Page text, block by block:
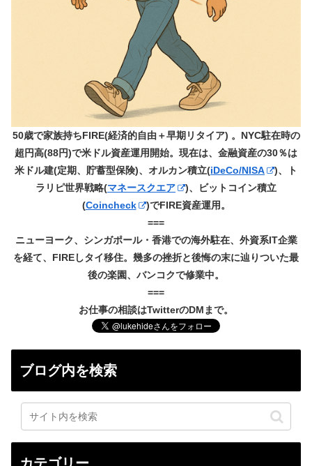
50歳で家族持ちFIRE(経済的自由＋早期リタイア) 。NYC駐在時の
超円高(88円)で米ドル資産運用開始。現在は、金融資産の30％は
米ドル建(定期、貯蓄型保険)、オルカン積立(iDeCo/NISA
)、ト
ラリピ世界戦略(マネースクエア
)、ビットコイン積立
(Coincheck
)でFIRE資産運用。
===
ニューヨーク、シンガポール・香港での海外駐在、外資系IT企業
を経て、FIREしタイ移住。幾多の挫折と後悔の末に辿りついた最
後の楽園、バンコクで修業中。
===
お仕事の相談はTwitterのDMまで。
ブログ内を検索